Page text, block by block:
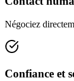
Négociez
Confiance et